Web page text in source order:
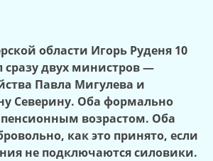
области Игорь Руденя 10
сразу двух министров —
Павла Мигулева и
Северину. Оба формально
возрастом. Оба
как это принято, если
не подключаются силовики.